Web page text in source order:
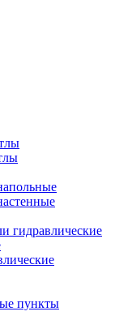
гидравлические
пункты